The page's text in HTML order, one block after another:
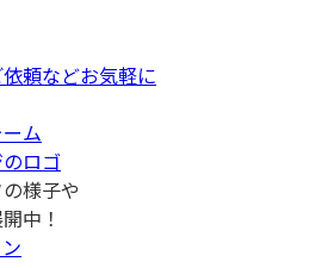
頼などお気軽に
ム
様子や
中！